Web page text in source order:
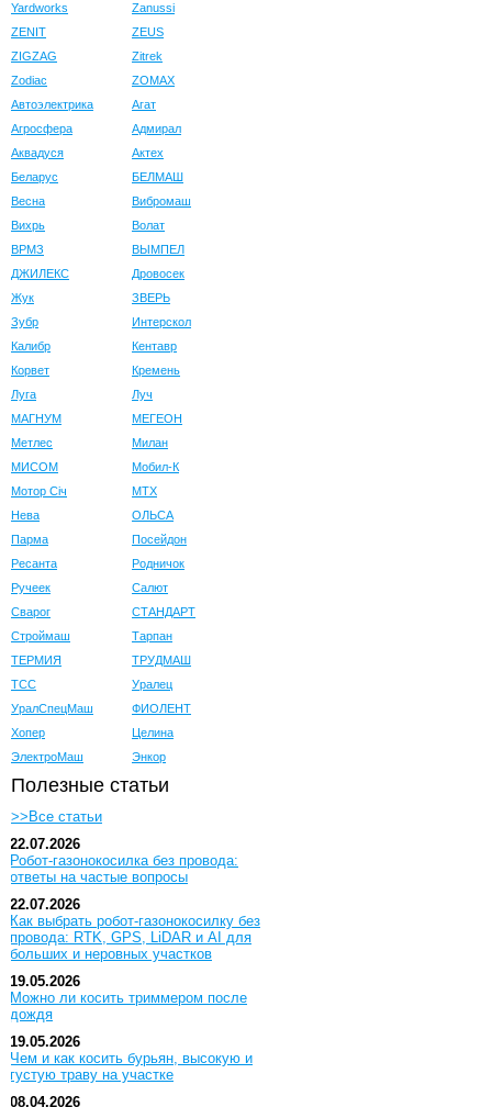
Yardworks
Zanussi
ZENIT
ZEUS
ZIGZAG
Zitrek
Zodiac
ZOMAX
Автоэлектрика
Агат
Агросфера
Адмирал
Аквадуся
Актех
Беларус
БЕЛМАШ
Весна
Вибромаш
Вихрь
Волат
ВРМЗ
ВЫМПЕЛ
ДЖИЛЕКС
Дровосек
Жук
ЗВЕРЬ
Зубр
Интерскол
Калибр
Кентавр
Корвет
Кремень
Луга
Луч
МАГНУМ
МЕГЕОН
Метлес
Милан
МИСОМ
Мобил-К
Мотор Сiч
МТХ
Нева
ОЛЬСА
Парма
Посейдон
Ресанта
Родничок
Ручеек
Салют
Сварог
СТАНДАРТ
Строймаш
Тарпан
ТЕРМИЯ
ТРУДМАШ
ТСС
Уралец
УралСпецМаш
ФИОЛЕНТ
Хопер
Целина
ЭлектроМаш
Энкор
Полезные статьи
>>Все статьи
22.07.2026
Робот-газонокосилка без провода:
ответы на частые вопросы
22.07.2026
Как выбрать робот-газонокосилку без
провода: RTK, GPS, LiDAR и AI для
больших и неровных участков
19.05.2026
Можно ли косить триммером после
дождя
19.05.2026
Чем и как косить бурьян, высокую и
густую траву на участке
08.04.2026